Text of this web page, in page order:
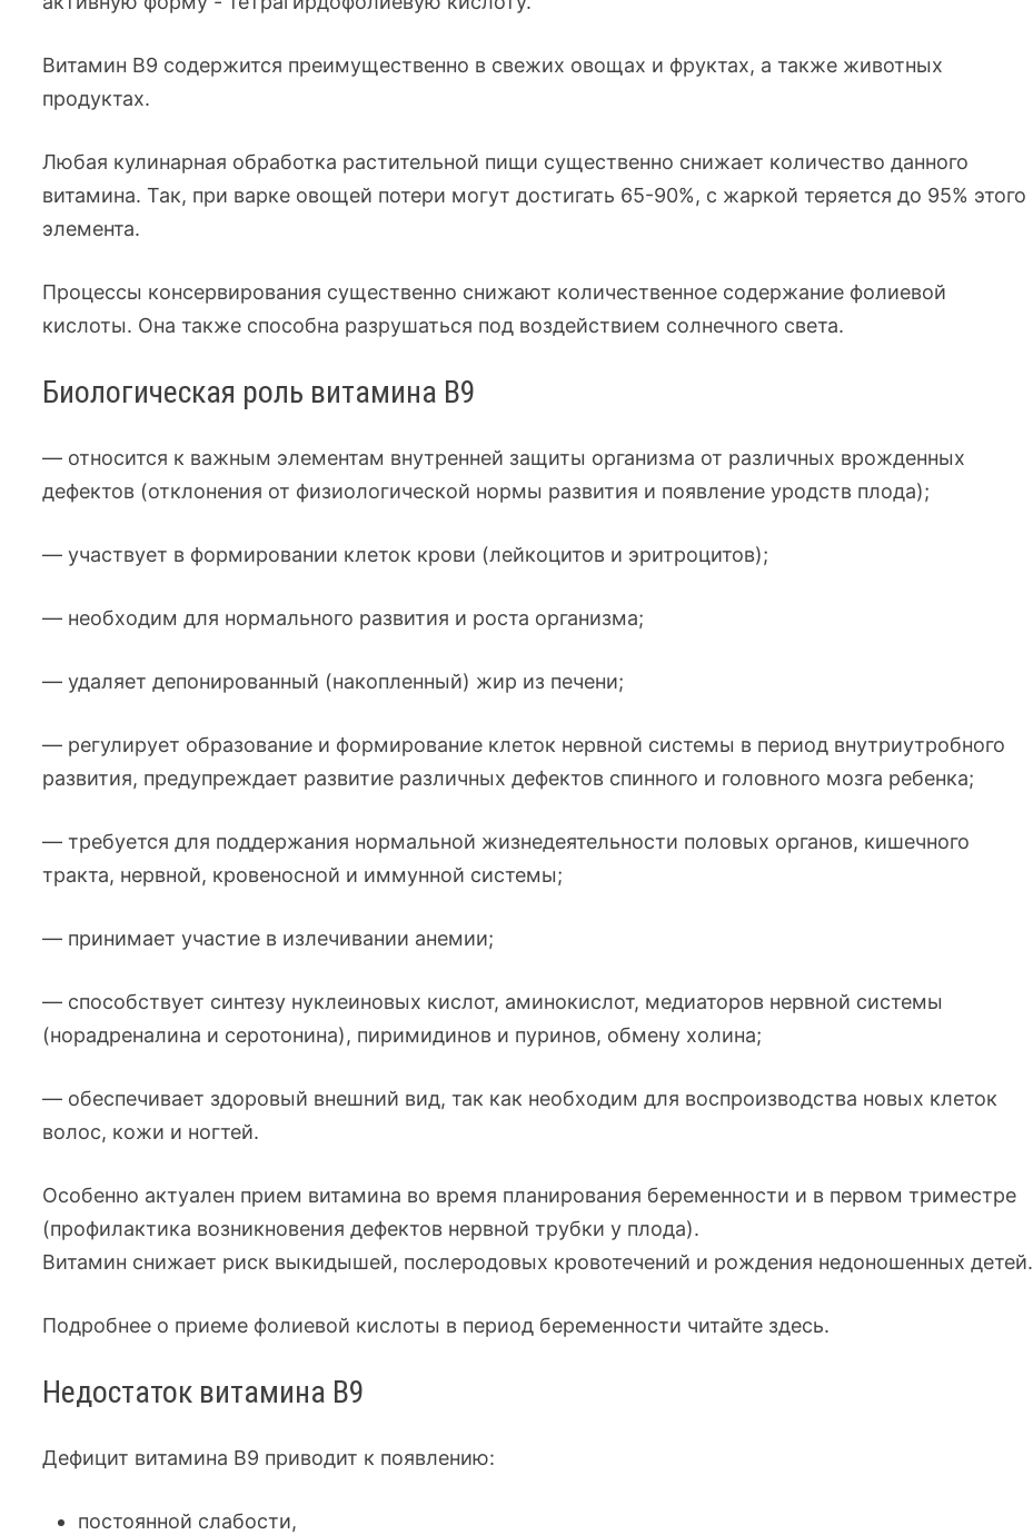
Витамин В9 содержится преимущественно в свежих овощах и фруктах, а также животных
продуктах.
Любая кулинарная обработка растительной пищи существенно снижает количество данного
витамина. Так, при варке овощей потери могут достигать 65-90%, с жаркой теряется до 95% этого
элемента.
Процессы консервирования существенно снижают количественное содержание фолиевой
кислоты. Она также способна разрушаться под воздействием солнечного света.
Биологическая роль витамина B9
— относится к важным элементам внутренней защиты организма от различных врожденных
дефектов (отклонения от физиологической нормы развития и появление уродств плода);
— участвует в формировании клеток крови (лейкоцитов и эритроцитов);
— необходим для нормального развития и роста организма;
— удаляет депонированный (накопленный) жир из печени;
— регулирует образование и формирование клеток нервной системы в период внутриутробного
развития, предупреждает развитие различных дефектов спинного и головного мозга ребенка;
— требуется для поддержания нормальной жизнедеятельности половых органов, кишечного
тракта, нервной, кровеносной и иммунной системы;
— принимает участие в излечивании анемии;
— способствует синтезу нуклеиновых кислот, аминокислот, медиаторов нервной системы
(норадреналина и серотонина), пиримидинов и пуринов, обмену холина;
— обеспечивает здоровый внешний вид, так как необходим для воспроизводства новых клеток
волос, кожи и ногтей.
Особенно актуален прием витамина во время планирования беременности и в первом триместре
(профилактика возникновения дефектов нервной трубки у плода).
Витамин снижает риск выкидышей, послеродовых кровотечений и рождения недоношенных детей.
Подробнее о приеме фолиевой кислоты в период беременности читайте здесь.
Недостаток витамина B9
Дефицит витамина В9 приводит к появлению:
постоянной слабости,